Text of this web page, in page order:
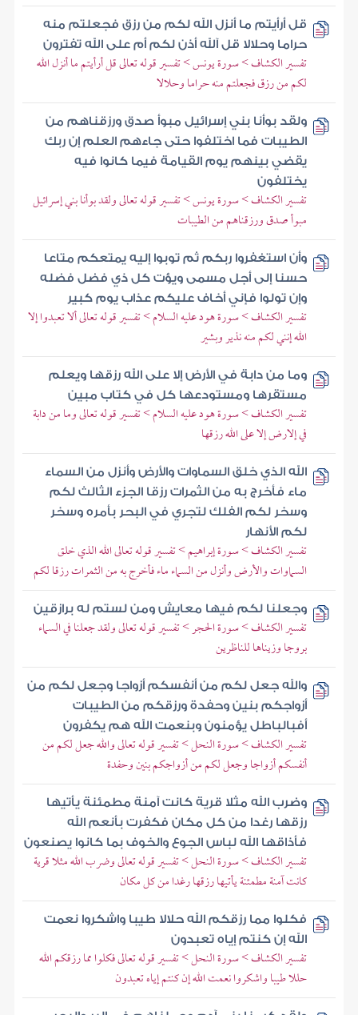
قل أرأيتم ما أنزل الله لكم من رزق فجعلتم منه
حراما وحلالا قل آلله أذن لكم أم على الله تفترون
تفسير الكشاف > سورة يونس > تفسير قوله تعالى قل أرأيتم ما أنزل الله
لكم من رزق فجعلتم منه حراما وحلالا
ولقد بوأنا بني إسرائيل مبوأ صدق ورزقناهم من
الطيبات فما اختلفوا حتى جاءهم العلم إن ربك
يقضي بينهم يوم القيامة فيما كانوا فيه
يختلفون
تفسير الكشاف > سورة يونس > تفسير قوله تعالى ولقد بوأنا بني إسرائيل
مبوأ صدق ورزقناهم من الطيبات
وأن استغفروا ربكم ثم توبوا إليه يمتعكم متاعا
حسنا إلى أجل مسمى ويؤت كل ذي فضل فضله
وإن تولوا فإني أخاف عليكم عذاب يوم كبير
تفسير الكشاف > سورة هود عليه السلام > تفسير قوله تعالى ألا تعبدوا إلا
الله إنني لكم منه نذير وبشير
وما من دابة في الأرض إلا على الله رزقها ويعلم
مستقرها ومستودعها كل في كتاب مبين
تفسير الكشاف > سورة هود عليه السلام > تفسير قوله تعالى وما من دابة
في إلارض إلا على الله رزقها
الله الذي خلق السماوات والأرض وأنزل من السماء
ماء فأخرج به من الثمرات رزقا الجزء الثالث لكم
وسخر لكم الفلك لتجري في البحر بأمره وسخر
لكم الأنهار
تفسير الكشاف > سورة إبراهيم > تفسير قوله تعالى الله الذي خلق
السماوات والأرض وأنزل من السماء ماء فأخرج به من الثمرات رزقا لكم
وجعلنا لكم فيها معايش ومن لستم له برازقين
تفسير الكشاف > سورة الحجر > تفسير قوله تعالى ولقد جعلنا في السماء
بروجا وزيناها للناظرين
والله جعل لكم من أنفسكم أزواجا وجعل لكم من
أزواجكم بنين وحفدة ورزقكم من الطيبات
أفبالباطل يؤمنون وبنعمت الله هم يكفرون
تفسير الكشاف > سورة النحل > تفسير قوله تعالى والله جعل لكم من
أنفسكم أزواجا وجعل لكم من أزواجكم بنين وحفدة
وضرب الله مثلا قرية كانت آمنة مطمئنة يأتيها
رزقها رغدا من كل مكان فكفرت بأنعم الله
فأذاقها الله لباس الجوع والخوف بما كانوا يصنعون
تفسير الكشاف > سورة النحل > تفسير قوله تعالى وضرب الله مثلا قرية
كانت آمنة مطمئنة يأتيها رزقها رغدا من كل مكان
فكلوا مما رزقكم الله حلالا طيبا واشكروا نعمت
الله إن كنتم إياه تعبدون
تفسير الكشاف > سورة النحل > تفسير قوله تعالى فكلوا مما رزقكم الله
حللا طيبا واشكروا نعمت الله إن كنتم إياه تعبدون